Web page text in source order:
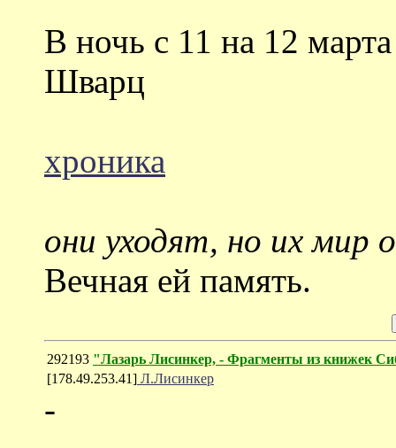
В ночь с 11 на 12
Шварц
хроника
они уходят, но их мир
Вечная ей память.
292193 "Лазарь Лисинкер, - Фрагменты из книжек
[178.49.253.41] Л.Лисинкер
-